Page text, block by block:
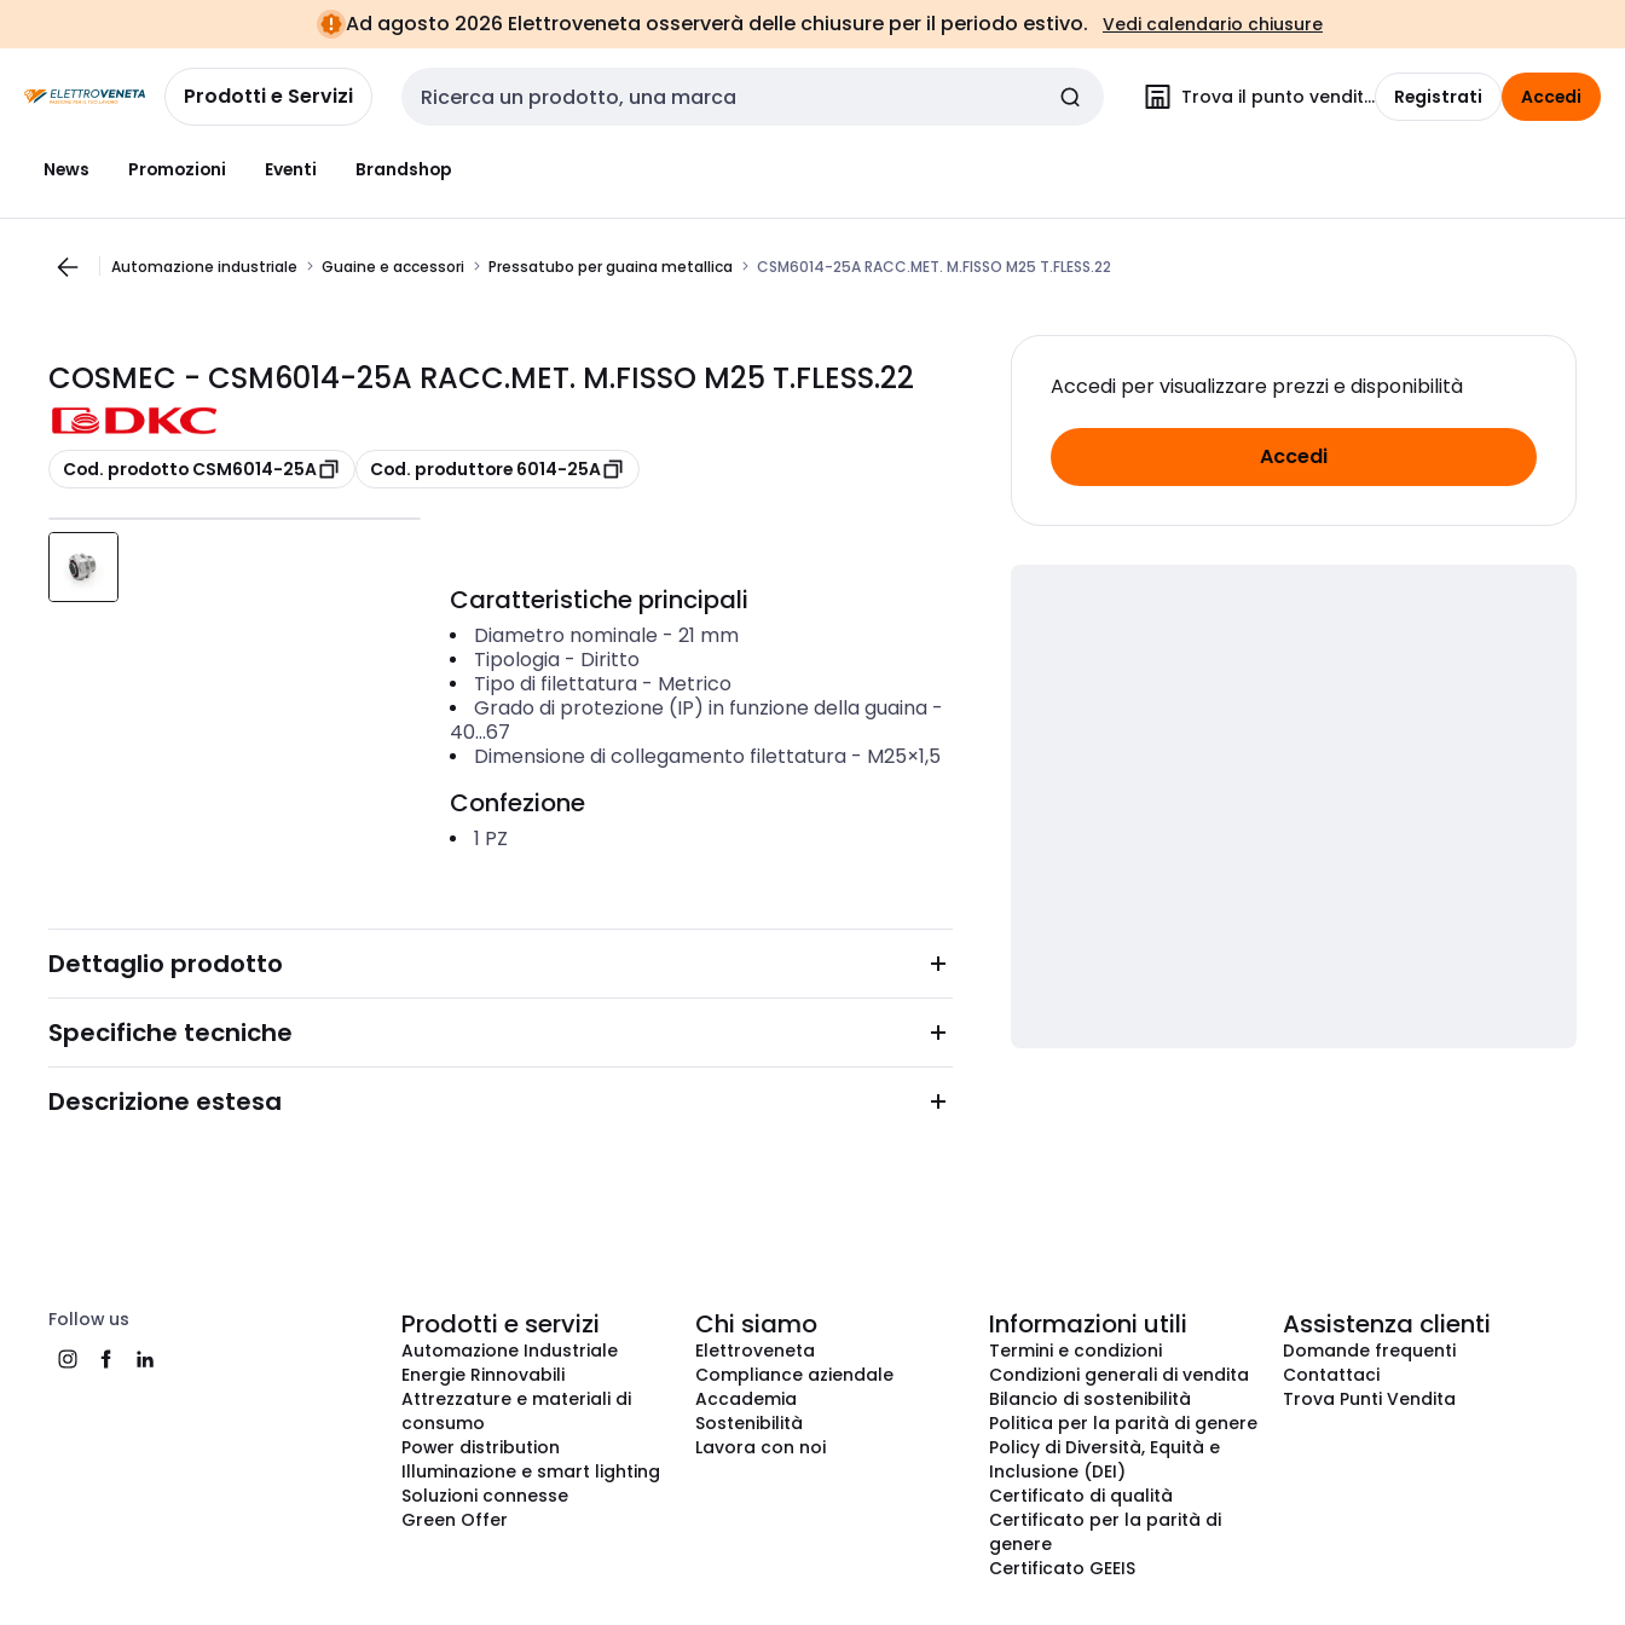
navigazionealla
pagina
Ad agosto 2026 Elettroveneta osserverà delle chiusure per il periodo estivo. Vedi calendario chiusure
Prodotti e Servizi Cerca input Trova il punto vendita Registrati Accedi
News Promozioni Eventi Brandshop
Automazione industriale Guaine e accessori Pressatubo per guaina metallica CSM6014-25A RACC.MET. M.FISSO M25 T.FLESS.22
COSMEC - CSM6014-25A RACC.MET. M.FISSO M25 T.FLESS.22
copia
Cod. prodotto CSM6014-25A copia
Cod. produttore 6014-25A
Accedi per visualizzare prezzi e disponibilità
Accedi
Caratteristiche principali
Diametro nominale - 21 mm
Tipologia- Diritto
Tipo di filettatura- Metrico
Grado di protezione (IP) in funzione della guaina-
40...67
Dimensione di collegamento filettatura- M25×1,5
Confezione
1 PZ
Dettaglio prodotto
Specifiche tecniche
Descrizione estesa
Follow us Prodotti e servizi
Automazione Industriale
Energie Rinnovabili
Attrezzature e materiali di
consumo
Power distribution
Illuminazione e smart lighting
Soluzioni connesse
Green Offer
Chi siamo
Elettroveneta
Compliance aziendale
Accademia
Sostenibilità
Lavora con noi
Informazioni utili
Termini e condizioni
Condizioni generali di vendita
Bilancio di sostenibilità
Politica per la parità di genere
Policy di Diversità, Equità e
Inclusione (DEI)
Certificato di qualità
Certificato per la parità di
genere
Certificato GEEIS
Assistenza clienti
Domande frequenti
Contattaci
Trova Punti Vendita